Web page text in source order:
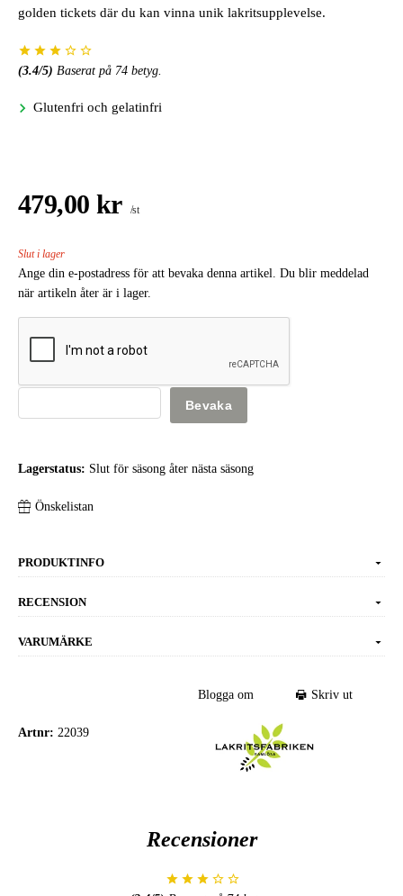
golden tickets där du kan vinna unik lakritsupplevelse.
(3.4/5) Baserat på 74 betyg.
Glutenfri och gelatinfri
479,00 kr /st
Slut i lager
Ange din e-postadress för att bevaka denna artikel. Du blir meddelad
när artikeln åter är i lager.
Bevaka
Lagerstatus: Slut för säsong åter nästa säsong
Önskelistan
PRODUKTINFO
RECENSION
VARUMÄRKE
Blogga om Skriv ut
Artnr: 22039
Recensioner